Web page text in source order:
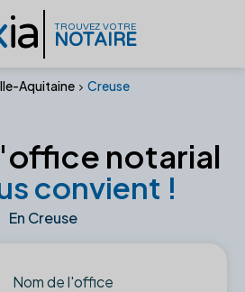
ia TROUVEZ VOTRE
NOTAIRE
Aquitaine Creuse
notarial
convient !
En Creuse